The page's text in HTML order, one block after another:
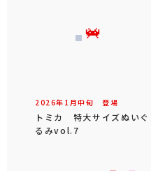
2026年 1 月中旬 登場
トミカ 特大サイズぬいぐ
るみvol.7